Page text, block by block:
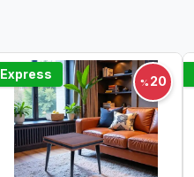
20
%
Express